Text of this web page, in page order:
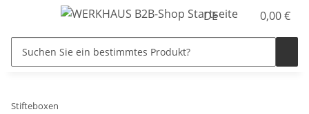
DE 0,00 €
Stifteboxen